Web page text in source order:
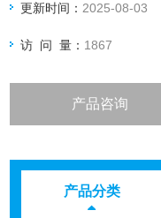
更新时间： 2025-08-03
访 问 量： 1867
产品咨询
产品分类